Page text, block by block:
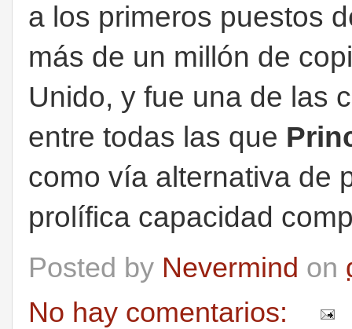
a los primeros puestos
más de un millón de
Unido, y fue una de las
entre todas las que
como vía alternativa de
prolífica capacidad
Posted by Nevermind on
No hay comentarios: